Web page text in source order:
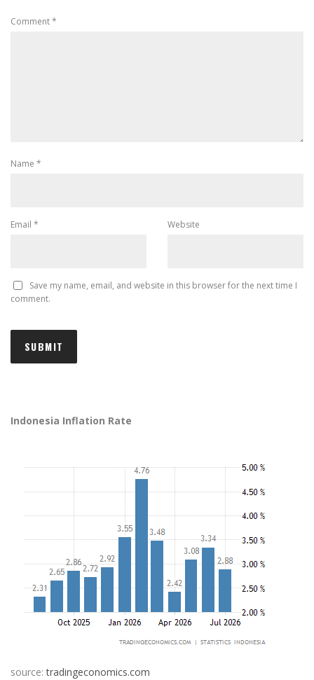
Comment*
Name *
Email * Website
Save my name, email, and website in this browser for the next time I
comment.
Indonesia Inflation Rate
source:tradingeconomics.com